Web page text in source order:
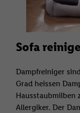
Sofa
Dampfreiniger
Grad heissen
Hausstaubmilben
Allergiker. Der